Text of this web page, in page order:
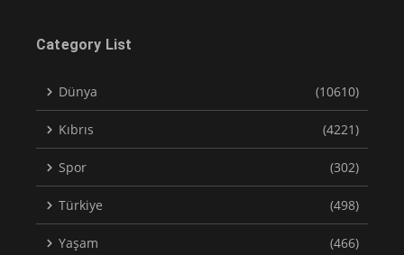
Category List
Dünya (10610)
Kıbrıs (4221)
Spor (302)
Türkiye (498)
Yaşam (466)